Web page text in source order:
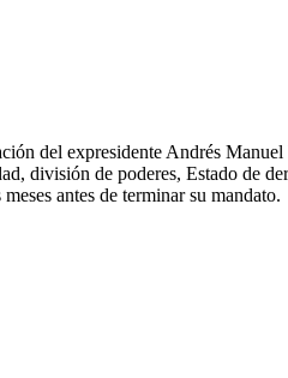
del expresidente Andrés
división de poderes, Estado de
antes de terminar su mandato.